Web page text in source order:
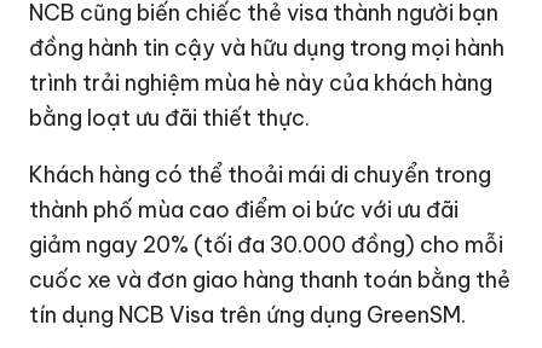
NCB cũng biến chiếc thẻ visa thành người bạn
đồng hành tin cậy và hữu dụng trong mọi hành
trình trải nghiệm mùa hè này của khách hàng
bằng loạt ưu đãi thiết thực.
Khách hàng có thể thoải mái di chuyển trong
thành phố mùa cao điểm oi bức với ưu đãi
giảm ngay 20% (tối đa 30.000 đồng) cho mỗi
cuốc xe và đơn giao hàng thanh toán bằng thẻ
tín dụng NCB Visa trên ứng dụng GreenSM.